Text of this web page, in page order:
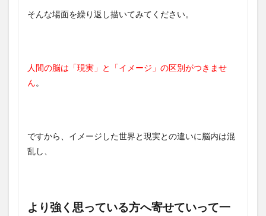
そんな場面を繰り返し描いてみてください。
人間の脳は「現実」と「イメージ」の区別がつきませ
ん。
ですから、イメージした世界と現実との違いに脳内は混
乱し、
より強く思っている方へ寄せていって一